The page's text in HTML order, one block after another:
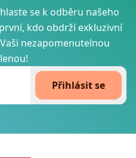
se k odběru našeho
kdo obdrží exkluzivní
nezapomenutelnou
Přihlásit se